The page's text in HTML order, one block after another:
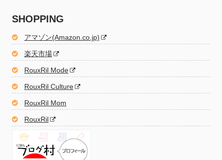
SHOPPING
アマゾン(Amazon.co.jp)
楽天市場
RouxRil Mode
RouxRil Culture
RouxRil Mom
RouxRil